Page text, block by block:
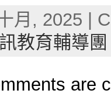
月, 2025 |
教育輔導團
are